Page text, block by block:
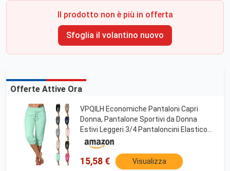
Il prodotto non è più in offerta
Sfoglia il volantino nuovo
Offerte Attive Ora
VPQILH Economiche Pantaloni Capri
Donna, Pantalone Sportivi da Donna
Estivi Leggeri 3/4 Pantaloncini Elastico
con Coulisse e Tasche Pantaloncino
Comodi Pantaloni Larghi Pinocchietti
Tinta Unita Pants
15,58 € Visualizza